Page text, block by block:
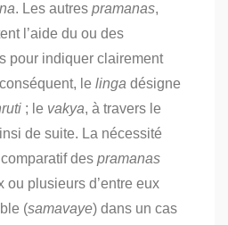
. Les autres pramanas,
l’aide du ou des
pour indiquer clairement
le linga désigne
; le vakya, à travers le
de suite. La nécessité
des pramanas
ou plusieurs d’entre eux
(samavaye) dans un cas